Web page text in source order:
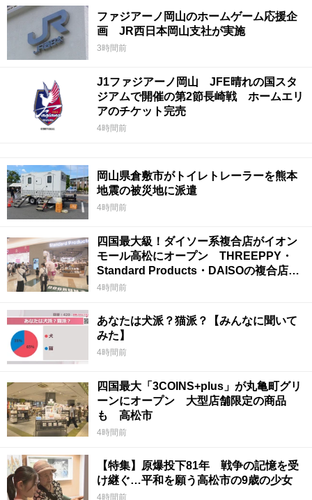
ファジアーノ岡山のホームゲーム応援企
画 JR西日本岡山支社が実施
3時間前
J1ファジアーノ岡山 JFE晴れの国スタ
ジアムで開催の第2節長崎戦 ホームエリ
アのチケット完売
4時間前
岡山県倉敷市がトイレトレーラーを熊本
地震の被災地に派遣
4時間前
四国最大級！ダイソー系複合店がイオン
モール高松にオープン THREEPPY・
Standard Products・DAISOの複合店は
香川県初
4時間前
あなたは犬派？猫派？【みんなに聞いて
みた】
4時間前
四国最大「3COINS+plus」が丸亀町グリ
ーンにオープン 大型店舗限定の商品
も 高松市
4時間前
【特集】原爆投下81年 戦争の記憶を受
け継ぐ…平和を願う高松市の9歳の少女
4時間前